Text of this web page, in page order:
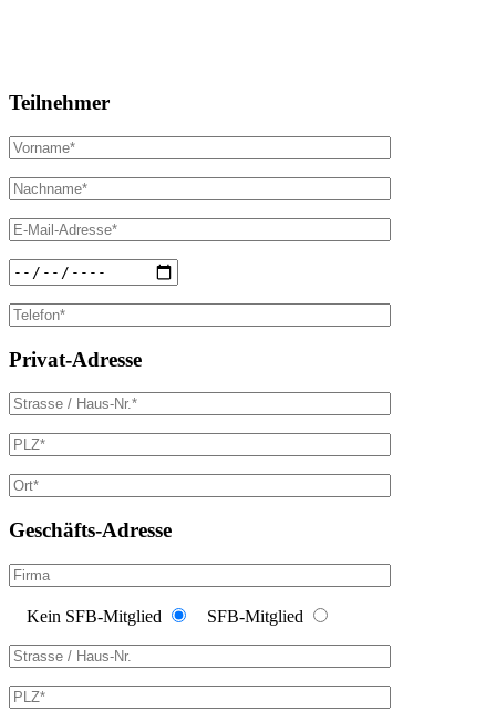
Teilnehmer
Privat-Adresse
Geschäfts-Adresse
Kein SFB-Mitglied SFB-Mitglied